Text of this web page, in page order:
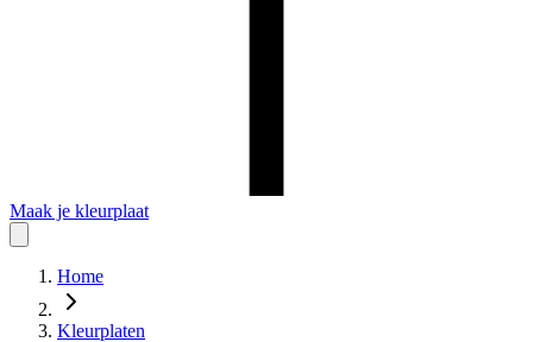
Maak je kleurplaat
Home
Kleurplaten